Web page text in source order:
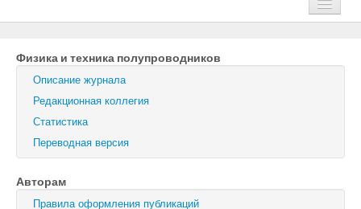
Журнал технической физики
Письма в Журнал технической физики
Физика твердого тела
Физика и техника полупроводников
Оптика и спектроскопия
Физика и техника полупроводников
Описание журнала
Редакционная коллегия
Статистика
Переводная версия
Авторам
Правила оформления публикаций